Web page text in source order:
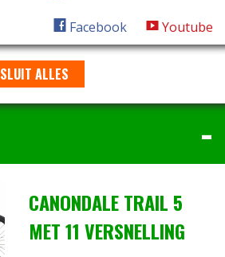
Facebook Youtube
SLUIT ALLES
CANONDALE TRAIL 5
MET 11 VERSNELLING